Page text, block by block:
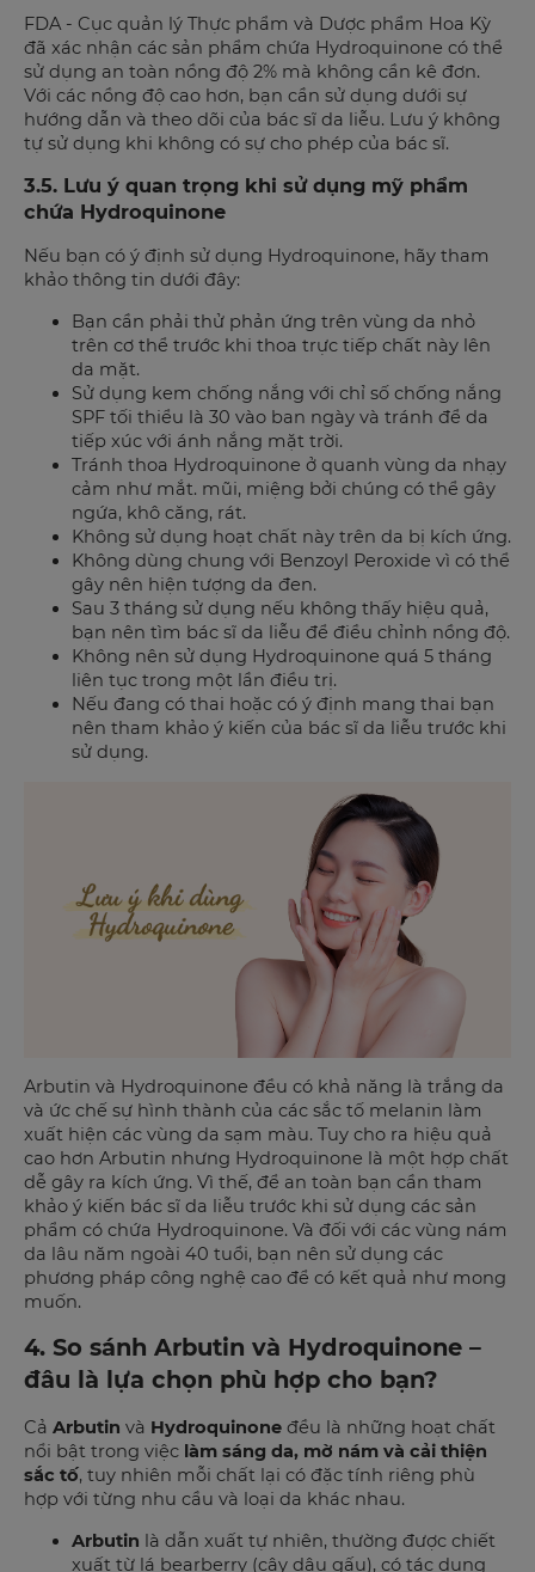
FDA - Cục quản lý Thực phẩm và Dược phẩm Hoa Kỳ
đã xác nhận các sản phẩm chứa Hydroquinone có thể
sử dụng an toàn nồng độ 2% mà không cần kê đơn.
Với các nồng độ cao hơn, bạn cần sử dụng dưới sự
hướng dẫn và theo dõi của bác sĩ da liễu. Lưu ý không
tự sử dụng khi không có sự cho phép của bác sĩ.
3.5. Lưu ý quan trọng khi sử dụng mỹ phẩm
chứa Hydroquinone
Nếu bạn có ý định sử dụng Hydroquinone, hãy tham
khảo thông tin dưới đây:
Bạn cần phải thử phản ứng trên vùng da nhỏ
trên cơ thể trước khi thoa trực tiếp chất này lên
da mặt.
Sử dụng kem chống nắng với chỉ số chống nắng
SPF tối thiểu là 30 vào ban ngày và tránh để da
tiếp xúc với ánh nắng mặt trời.
Tránh thoa Hydroquinone ở quanh vùng da nhạy
cảm như mắt. mũi, miệng bởi chúng có thể gây
ngứa, khô căng, rát.
Không sử dụng hoạt chất này trên da bị kích ứng.
Không dùng chung với Benzoyl Peroxide vì có thể
gây nên hiện tượng da đen.
Sau 3 tháng sử dụng nếu không thấy hiệu quả,
bạn nên tìm bác sĩ da liễu để điều chỉnh nồng độ.
Không nên sử dụng Hydroquinone quá 5 tháng
liên tục trong một lần điều trị.
Nếu đang có thai hoặc có ý định mang thai bạn
nên tham khảo ý kiến của bác sĩ da liễu trước khi
sử dụng.
Arbutin và Hydroquinone đều có khả năng là trắng da
và ức chế sự hình thành của các sắc tố melanin làm
xuất hiện các vùng da sạm màu. Tuy cho ra hiệu quả
cao hơn Arbutin nhưng Hydroquinone là một hợp chất
dễ gây ra kích ứng. Vì thế, để an toàn bạn cần tham
khảo ý kiến bác sĩ da liễu trước khi sử dụng các sản
phẩm có chứa Hydroquinone. Và đối với các vùng nám
da lâu năm ngoài 40 tuổi, bạn nên sử dụng các
phương pháp công nghệ cao để có kết quả như mong
muốn.
4. So sánh Arbutin và Hydroquinone –
đâu là lựa chọn phù hợp cho bạn?
Cả Arbutin và Hydroquinone đều là những hoạt chất
nổi bật trong việc làm sáng da, mờ nám và cải thiện
sắc tố, tuy nhiên mỗi chất lại có đặc tính riêng phù
hợp với từng nhu cầu và loại da khác nhau.
Arbutin là dẫn xuất tự nhiên, thường được chiết
xuất từ lá bearberry (cây dâu gấu), có tác dụng